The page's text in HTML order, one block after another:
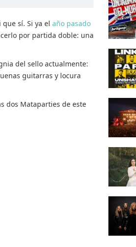
sí. Si ya el año pasado
por partida doble: una
del sello actualmente:
guitarras y locura
dos Mataparties de este